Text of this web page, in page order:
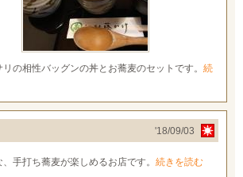
リの相性バッグンの丼とお蕎麦のセットです。 続
'18/09/03
手打ち蕎麦が楽しめるお店です。 続きを読む